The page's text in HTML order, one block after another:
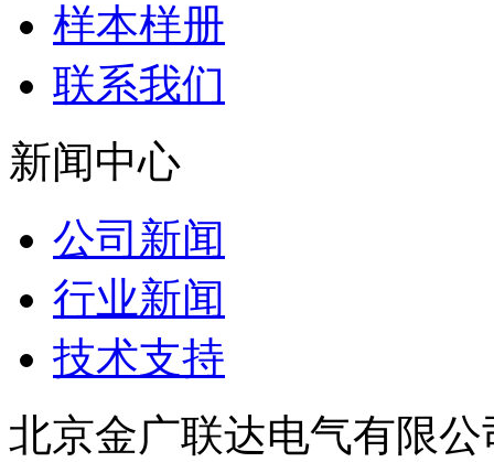
样本样册
联系我们
新闻中心
公司新闻
行业新闻
技术支持
北京金广联达电气有限公